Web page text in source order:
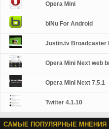
Opera Mini
biNu For Android
Justin.tv Broadcaster
Opera Mini Next web
Opera Mini Next 7.5.1
Twitter 4.1.10
САМЫЕ ПОПУЛЯРНЫЕ МНЕНИЯ